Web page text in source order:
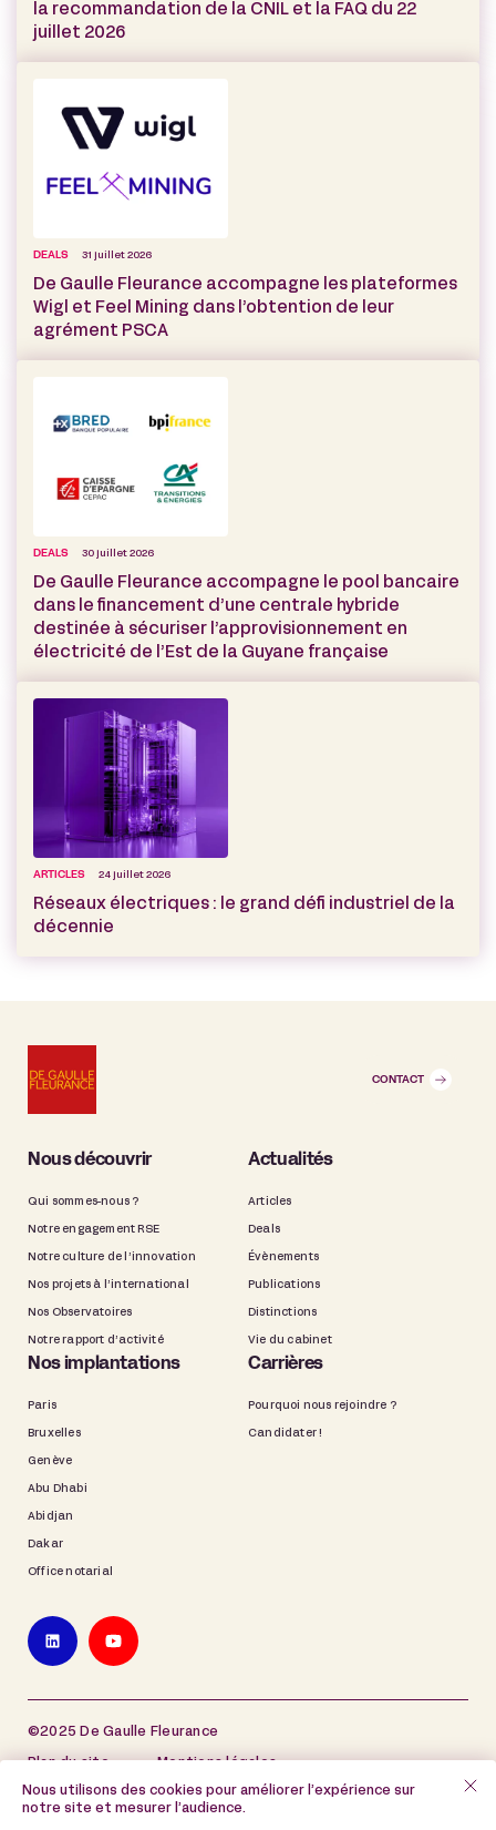
la recommandation de la CNIL et la FAQ du 22
juillet 2026
DEALS 31 juillet 2026
De Gaulle Fleurance accompagne les plateformes
Wigl et Feel Mining dans l’obtention de leur
agrément PSCA
DEALS 30 juillet 2026
De Gaulle Fleurance accompagne le pool bancaire
dans le financement d’une centrale hybride
destinée à sécuriser l’approvisionnement en
électricité de l’Est de la Guyane française
ARTICLES 24 juillet 2026
Réseaux électriques : le grand défi industriel de la
décennie
CONTACT
Nous découvrir
Qui sommes-nous ?
Notre engagement RSE
Notre culture de l’innovation
Nos projets à l’international
Nos Observatoires
Notre rapport d’activité
Actualités
Articles
Deals
Évènements
Publications
Distinctions
Vie du cabinet
Nos implantations
Paris
Bruxelles
Genève
Abu Dhabi
Abidjan
Dakar
Office notarial
Carrières
Pourquoi nous rejoindre ?
Candidater !
©2025 De Gaulle Fleurance
Plan du site Mentions légales
Politique de protection des données à caractère
personnel
Nous utilisons des cookies pour améliorer l’expérience sur
notre site et mesurer l’audience.